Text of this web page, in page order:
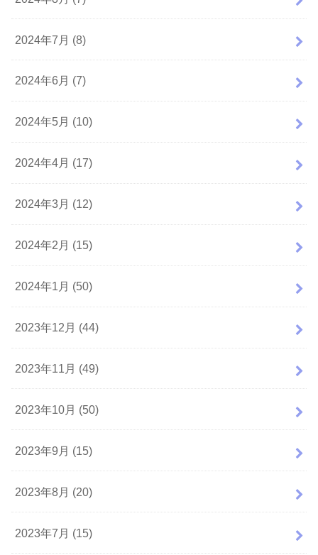
2024年7月 (8)
2024年6月 (7)
2024年5月 (10)
2024年4月 (17)
2024年3月 (12)
2024年2月 (15)
2024年1月 (50)
2023年12月 (44)
2023年11月 (49)
2023年10月 (50)
2023年9月 (15)
2023年8月 (20)
2023年7月 (15)